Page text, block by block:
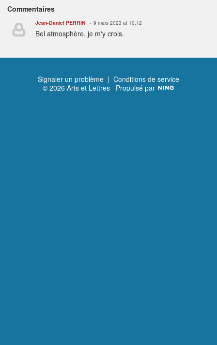
Commentaires
Jean-Daniel PERRIN 9 mars 2023 at 10:12
Bel atmosphère, je m'y crois.
Signaler un problème | Conditions de service
© 2026 Arts et Lettres Propulsé par